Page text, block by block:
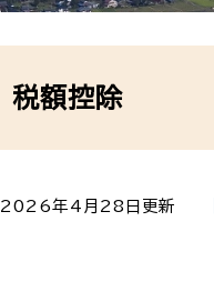
税額控除
2026年4月28日更新